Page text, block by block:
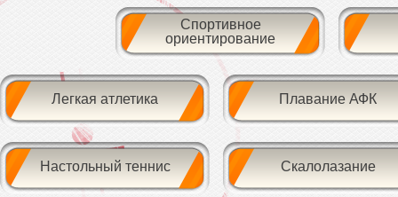
Спортивное
ориентирование
Легкая атлетика Плавание АФК
Настольный теннис Скалолазание